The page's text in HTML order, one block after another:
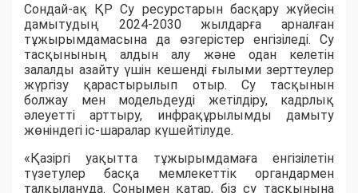
Сондай-ақ ҚР Су ресурстарын басқару жүйесін
дамытудың 2024-2030 жылдарға арналған
тұжырымдамасына да өзгерістер енгізіледі. Су
тасқынының алдын алу және одан келетін
залалды азайту үшін кешенді ғылыми зерттеулер
жүргізу қарастырылып отыр. Су тасқынын
болжау мен модельдеуді жетілдіру, кадрлық
әлеуетті арттыру, инфрақұрылымды дамыту
жөніндегі іс-шаралар күшейтілуде.
«Қазіргі уақытта тұжырымдамаға енгізілетін
түзетулер басқа мемлекеттік органдармен
талқылануда. Сонымен қатар, біз су тасқынына